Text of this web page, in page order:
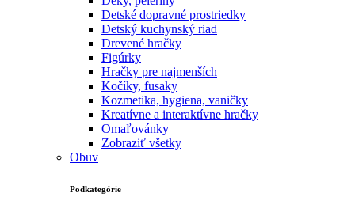
Detské dopravné prostriedky
Detský kuchynský riad
Drevené hračky
Figúrky
Hračky pre najmenších
Kočíky, fusaky
Kozmetika, hygiena, vaničky
Kreatívne a interaktívne hračky
Omaľovánky
Zobraziť všetky
Obuv
Podkategórie